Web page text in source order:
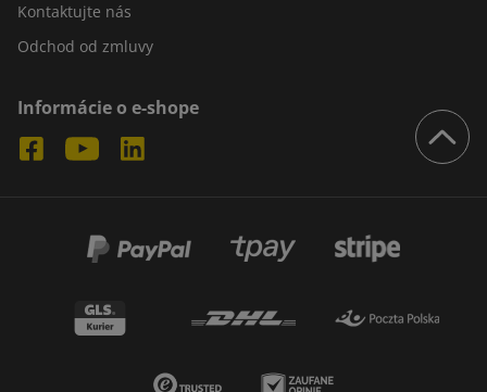
Kontaktujte nás
Odchod od zmluvy
Informácie o e-shope